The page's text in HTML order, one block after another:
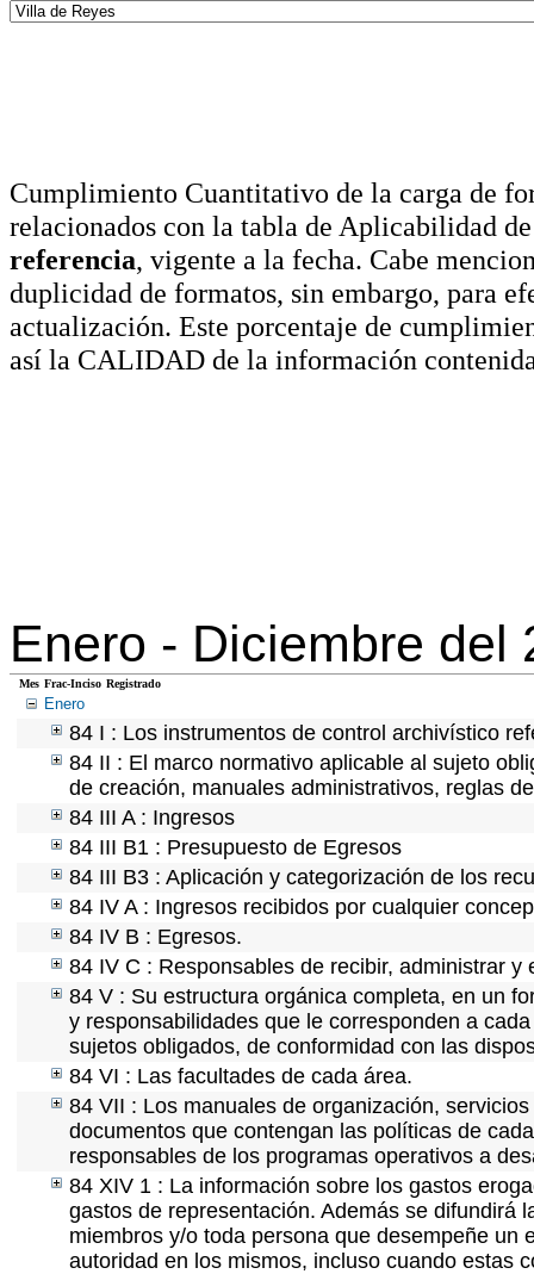
Cumplimiento Cuantitativo de la carga de
relacionados con la tabla de Aplicabilidad
referencia, vigente a la fecha. Cabe
duplicidad de formatos, sin embargo, para
actualización. Este porcentaje de
así la CALIDAD de la información
Enero - Diciembre del
Mes Frac-Inciso Registrado
Enero
84 I : Los instrumentos de control archivístico
84 II : El marco normativo aplicable al sujeto
de creación, manuales administrativos, reglas
84 III A : Ingresos
84 III B1 : Presupuesto de Egresos
84 III B3 : Aplicación y categorización de los
84 IV A : Ingresos recibidos por cualquier
84 IV B : Egresos.
84 IV C : Responsables de recibir, administrar y
84 V : Su estructura orgánica completa, en un
y responsabilidades que le corresponden a
sujetos obligados, de conformidad con las
84 VI : Las facultades de cada área.
84 VII : Los manuales de organización,
documentos que contengan las políticas de
responsables de los programas operativos a
84 XIV 1 : La información sobre los gastos
gastos de representación. Además se difundirá
miembros y/o toda persona que desempeñe
autoridad en los mismos, incluso cuando estas